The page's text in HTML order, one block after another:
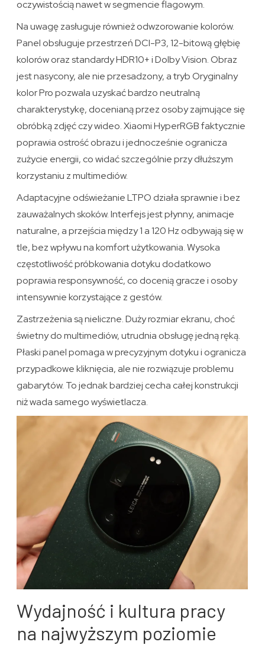
oczywistością nawet w segmencie flagowym.
Na uwagę zasługuje również odwzorowanie kolorów.
Panel obsługuje przestrzeń DCI-P3, 12-bitową głębię
kolorów oraz standardy HDR10+ i Dolby Vision. Obraz
jest nasycony, ale nie przesadzony, a tryb Oryginalny
kolor Pro pozwala uzyskać bardzo neutralną
charakterystykę, docenianą przez osoby zajmujące się
obróbką zdjęć czy wideo. Xiaomi HyperRGB faktycznie
poprawia ostrość obrazu i jednocześnie ogranicza
zużycie energii, co widać szczególnie przy dłuższym
korzystaniu z multimediów.
Adaptacyjne odświeżanie LTPO działa sprawnie i bez
zauważalnych skoków. Interfejs jest płynny, animacje
naturalne, a przejścia między 1 a 120 Hz odbywają się w
tle, bez wpływu na komfort użytkowania. Wysoka
częstotliwość próbkowania dotyku dodatkowo
poprawia responsywność, co docenią gracze i osoby
intensywnie korzystające z gestów.
Zastrzeżenia są nieliczne. Duży rozmiar ekranu, choć
świetny do multimediów, utrudnia obsługę jedną ręką.
Płaski panel pomaga w precyzyjnym dotyku i ogranicza
przypadkowe kliknięcia, ale nie rozwiązuje problemu
gabarytów. To jednak bardziej cecha całej konstrukcji
niż wada samego wyświetlacza.
Wydajność i kultura pracy
na najwyższym poziomie